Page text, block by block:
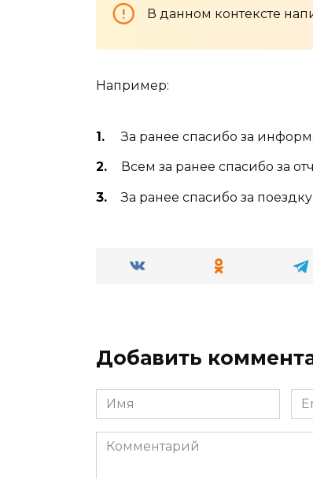
В данном контексте
Например:
За ранее спасибо за
Всем за ранее спасибо за
За ранее спасибо за
Добавить
Имя
*
*
Комментарий